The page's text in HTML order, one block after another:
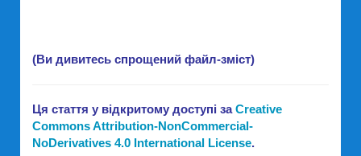
(Ви дивитесь спрощений файл-зміст)
Ця стаття у відкритому доступі заCreative
Commons Attribution-NonCommercial-
NoDerivatives 4.0 International License.